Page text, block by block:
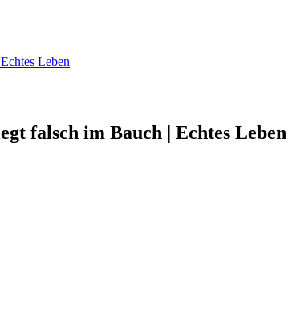
Leben
falsch im Bauch | Echtes Leben